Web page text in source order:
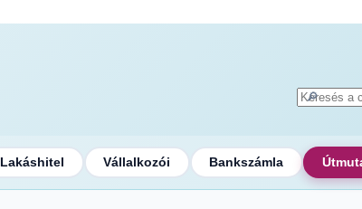
🔎
Lakáshitel Vállalkozói Bankszámla